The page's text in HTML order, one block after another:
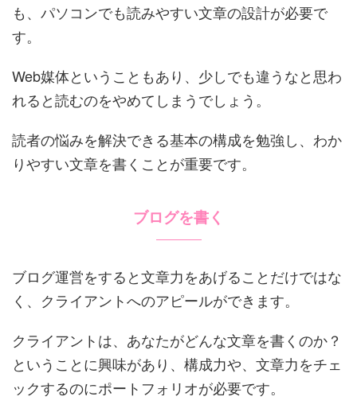
も、パソコンでも読みやすい文章の設計が必要で
す。
Web媒体ということもあり、少しでも違うなと思わ
れると読むのをやめてしまうでしょう。
読者の悩みを解決できる基本の構成を勉強し、わか
りやすい文章を書くことが重要です。
ブログを書く
ブログ運営をすると文章力をあげることだけではな
く、クライアントへのアピールができます。
クライアントは、あなたがどんな文章を書くのか？
ということに興味があり、構成力や、文章力をチェ
ックするのにポートフォリオが必要です。